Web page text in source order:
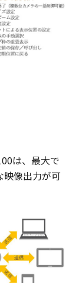
は、最大で
映像出力が可